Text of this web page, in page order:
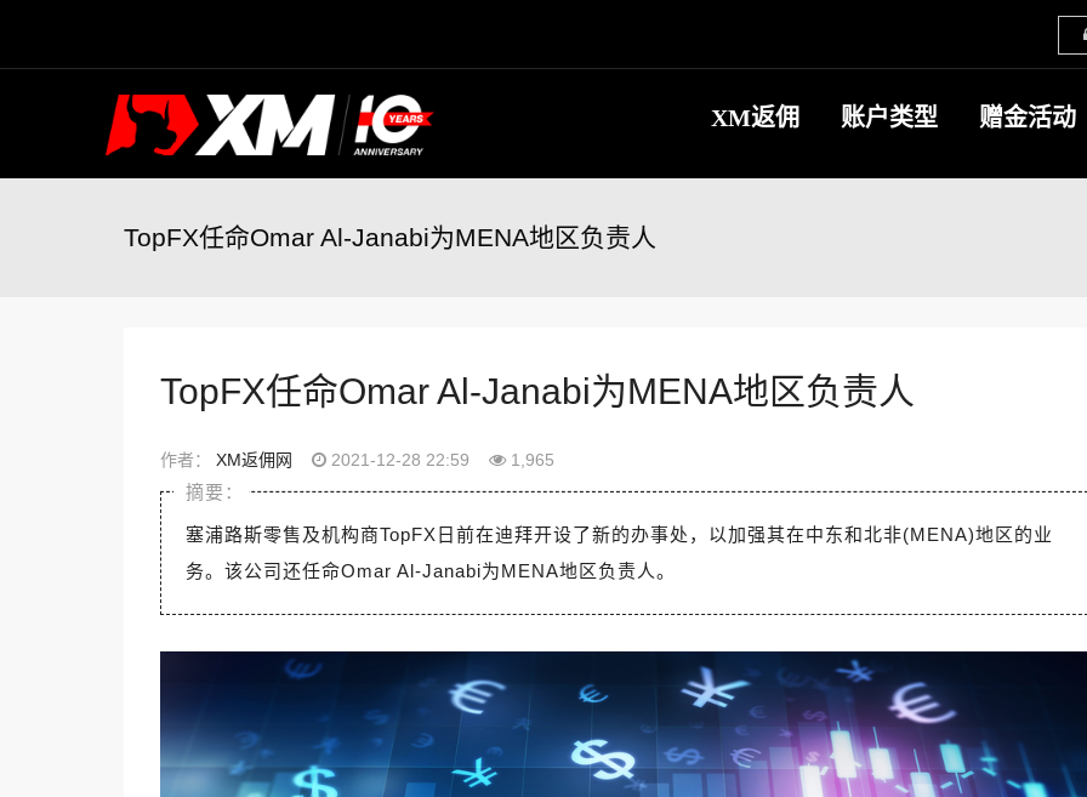
XM返佣 账户类型 赠金活动
TopFX任命Omar Al-Janabi为MENA地区负责人
TopFX任命Omar Al-Janabi为MENA地区负责人
作者： XM返佣网 2021-12-28 22:59 1,965
塞浦路斯零售及机构商TopFX日前在迪拜开设了新的办事处，以加强其在中东和北非(MENA)地区的业
务。该公司还任命Omar Al-Janabi为MENA地区负责人。